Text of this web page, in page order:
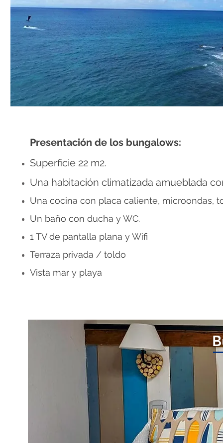
Presentación de los bungalows:
Superficie 22 m2.
Una habitación climatizada amueblada
Una cocina con placa caliente, microondas,
Un baño con ducha y WC.
1 TV de pantalla plana y Wifi
Terraza privada / toldo
Vista mar y playa